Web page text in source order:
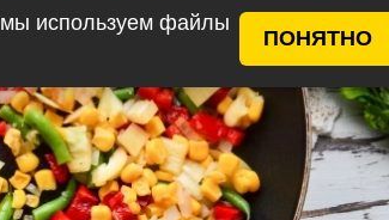
мы используем файлы
ПОНЯТНО